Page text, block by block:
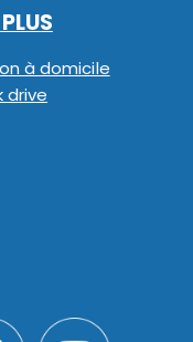
à domicile
drive